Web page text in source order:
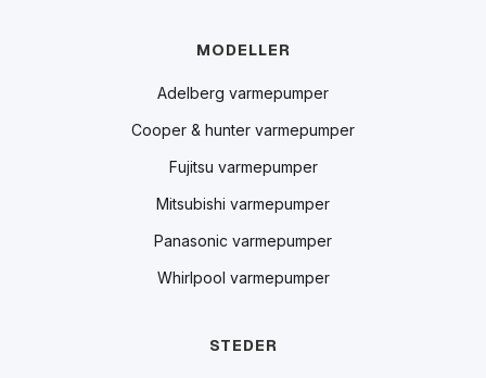
MODELLER
Adelberg varmepumper
Cooper & hunter varmepumper
Fujitsu varmepumper
Mitsubishi varmepumper
Panasonic varmepumper
Whirlpool varmepumper
STEDER